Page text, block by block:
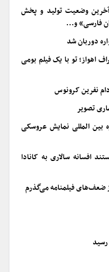
وضعیت تولید و پخش
دوربان شد
اهواز؛ تو با یک فیلم بومی
نفرین کرونوس
تصویر
بین المللی نمایش عروسکی
افسانه سالاری به کانادا
ضعف‌های فیلمنامه می‌گذرم
رسید